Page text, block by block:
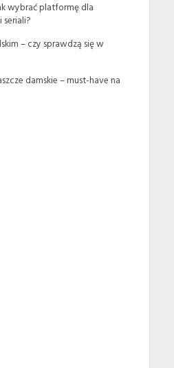
wybrać platformę dla
– czy sprawdzą się w
damskie – must-have na